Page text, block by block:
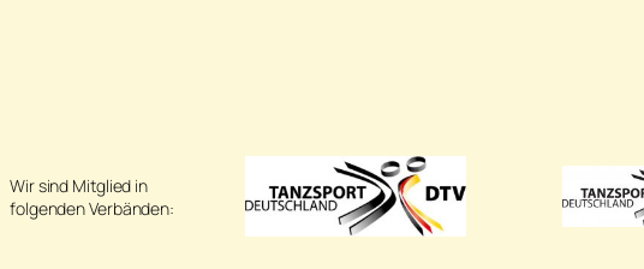
Wir sind Mitglied in
folgenden Verbänden: